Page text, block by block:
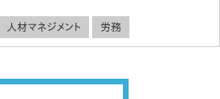
人材マネジメント 労務